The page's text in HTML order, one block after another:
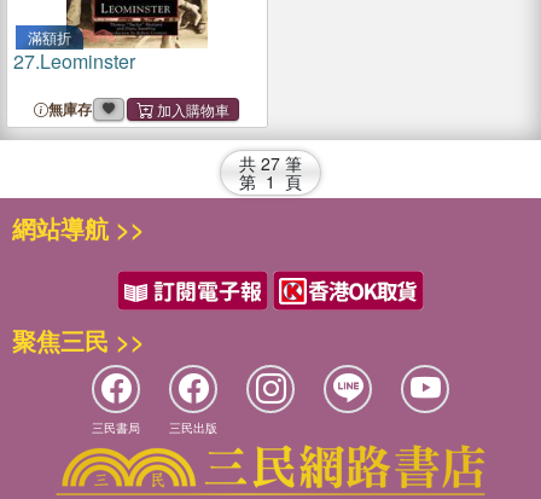
滿額折
27.Leominster
無庫存
共 27 筆
第 1 頁
網站導航 >>
聚焦三民 >>
三民書局 三民出版